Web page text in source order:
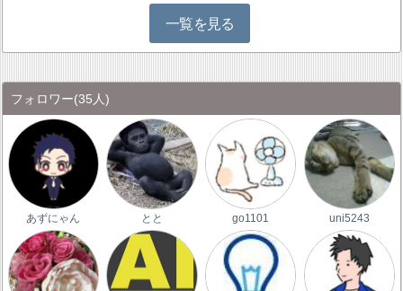
一覧を見る
フォロワー(35人)
あずにゃん とと go1101 uni5243